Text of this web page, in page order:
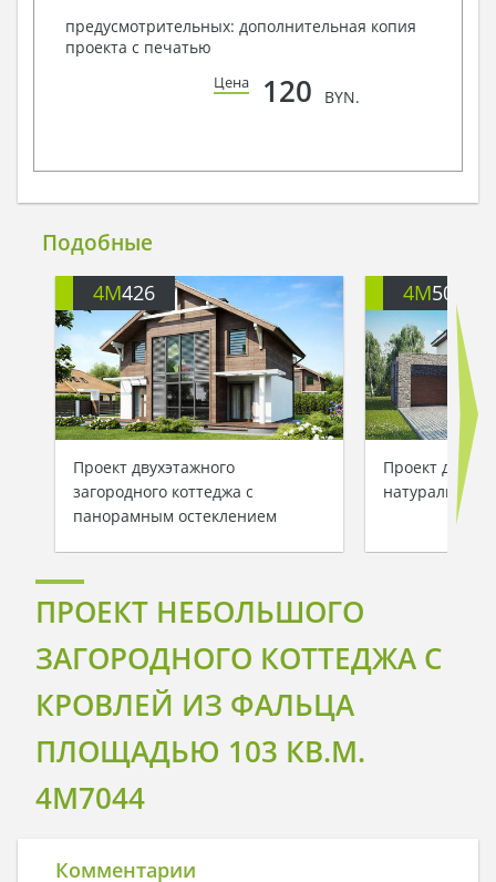
предусмотрительных: дополнительная копия
проекта с печатью
Цена 120 BYN.
Подобные
4M426
Проект двухэтажного
загородного коттеджа с
панорамным остеклением
4M503
Проект
натуральным
ПРОЕКТ НЕБОЛЬШОГО
ЗАГОРОДНОГО КОТТЕДЖА С
КРОВЛЕЙ ИЗ ФАЛЬЦА
ПЛОЩАДЬЮ 103 КВ.М.
4M7044
Комментарии